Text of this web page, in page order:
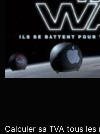
Calculer sa TVA tous